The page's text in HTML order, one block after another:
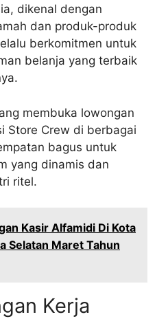
dikenal dengan
dan produk-produk
berkomitmen untuk
belanja yang terbaik
membuka lowongan
Store Crew di berbagai
bagus untuk
yang dinamis dan
ritel.
Kasir Alfamidi Di Kota
Selatan Maret Tahun
Kerja